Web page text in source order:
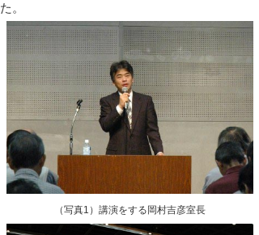
た。
（写真1）講演をする岡村吉彦室長